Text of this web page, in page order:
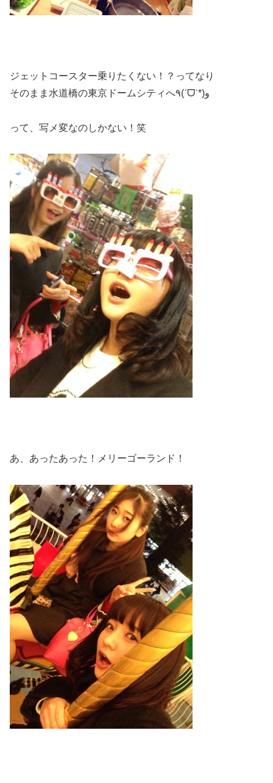
ジェットコースター乗りたくない！？ってなり
そのまま水道橋の東京ドームシティへ٩(ˊᗜˋ*)و
って、写メ変なのしかない！笑
あ、あったあった！メリーゴーランド！